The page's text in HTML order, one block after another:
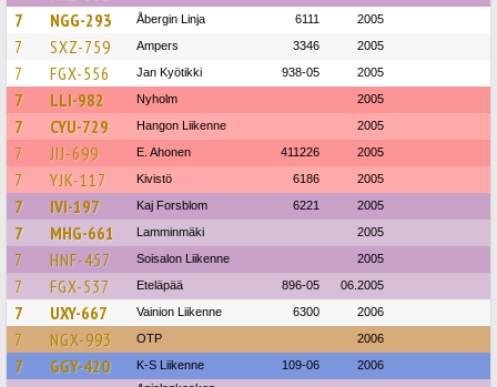
7
NGG-293 Åbergin Linja 6111 2005
7 SXZ-759 Ampers 3346 2005
7 FGX-556 Jan Kyötikki 938-05 2005
7 LLI-982 Nyholm 2005
7 CYU-729 Hangon Liikenne 2005
7 JIJ-699 E. Ahonen 411226 2005
7 YJK-117 Kivistö 6186 2005
7 IVI-197 Kaj Forsblom 6221 2005
7 MHG-661 Lamminmäki 2005
7 HNF-457 Soisalon Liikenne 2005
7 FGX-537 Eteläpää 896-05 06.2005
7 UXY-667 Vainion Liikenne 6300 2006
7 NGX-993 OTP 2006
7 GGY-420 K-S Liikenne 109-06 2006